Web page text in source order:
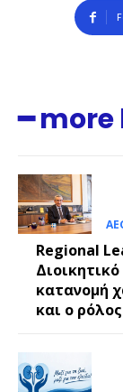
━ more
Regional
κατανομή
και ο